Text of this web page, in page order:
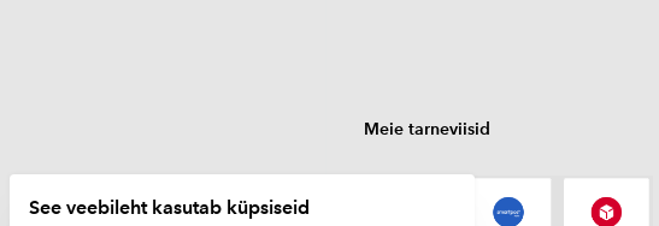
Meie tarneviisid
See veebileht kasutab küpsiseid